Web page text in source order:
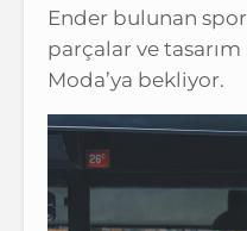
Ender bulunan
parçalar ve tasarım
Moda’ya bekliyor.